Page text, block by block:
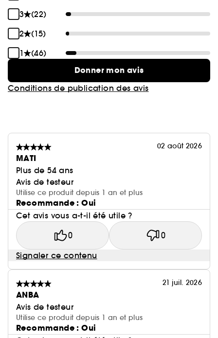
3
(22)
2
(15)
1
(46)
Donner mon avis
Conditions de publication des avis
02 août 2026
MATI
Plus de 54 ans
Avis de testeur
Utilise ce produit depuis 1 an et plus
Recommande : Oui
Cet avis vous a-t-il été utile ?
0 0
Signaler ce contenu
21 juil. 2026
ANBA
Avis de testeur
Utilise ce produit depuis 1 an et plus
Recommande : Oui